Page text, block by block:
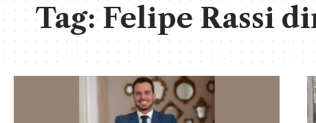
Tag:Felipe Rassi